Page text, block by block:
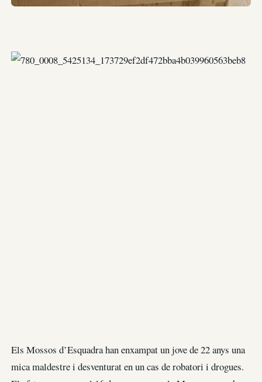
Els Mossos d’Esquadra han enxampat un jove de 22 anys una
mica maldestre i desventurat en un cas de robatori i drogues.